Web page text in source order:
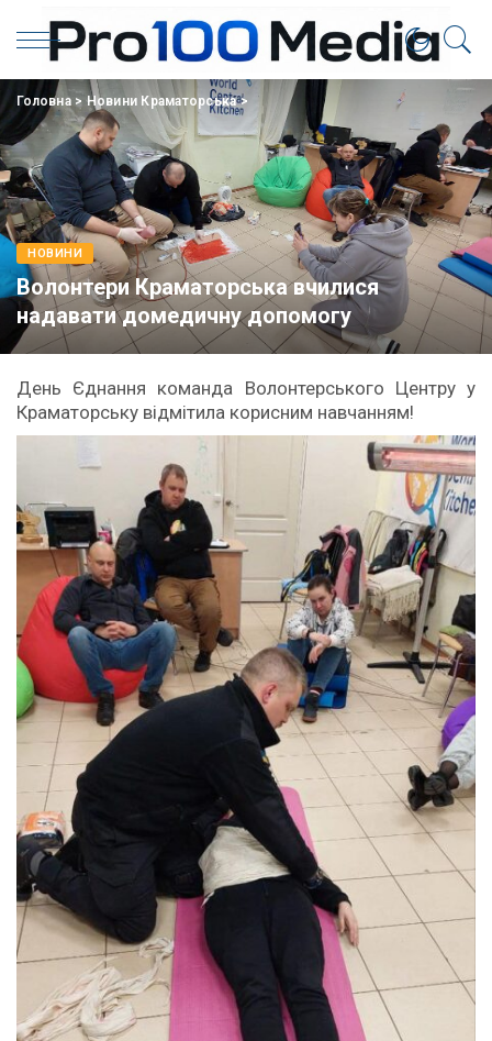
Головна>Новини Краматорська>
НОВИНИ
Волонтери Краматорська вчилися
надавати домедичну допомогу
День Єднання команда Волонтерського Центру у
Краматорську відмітила корисним навчанням!